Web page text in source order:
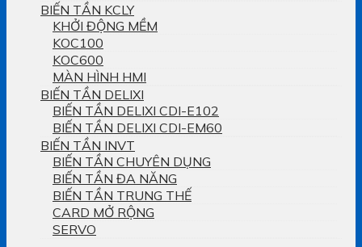
BIẾN TẦN KCLY
KHỞI ĐỘNG MỀM
KOC100
KOC600
MÀN HÌNH HMI
BIẾN TẦN DELIXI
BIẾN TẦN DELIXI CDI-E102
BIẾN TẦN DELIXI CDI-EM60
BIẾN TẦN INVT
BIẾN TẦN CHUYÊN DỤNG
BIẾN TẦN ĐA NĂNG
BIẾN TẦN TRUNG THẾ
CARD MỞ RỘNG
SERVO